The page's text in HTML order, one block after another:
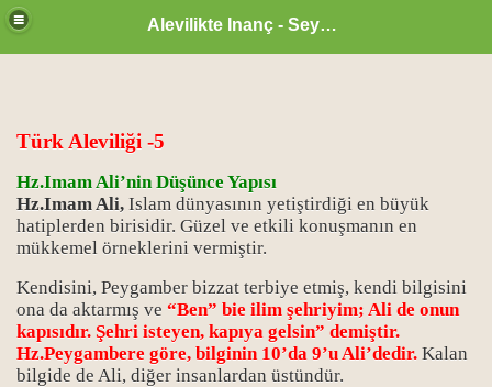
Alevilikte Inanç - Seyyid Hakkı
Türk Aleviliği -5
Hz.Imam Ali’nin Düşünce Yapısı
Hz.Imam Ali, Islam dünyasının yetiştirdiği en büyük
hatiplerden birisidir. Güzel ve etkili konuşmanın en
mükkemel örneklerini vermiştir.
Kendisini, Peygamber bizzat terbiye etmiş, kendi bilgisini
ona da aktarmış ve “Ben” bie ilim şehriyim; Ali de onun
kapısıdır. Şehri isteyen, kapıya gelsin” demiştir.
Hz.Peygambere göre, bilginin 10’da 9’u Ali’dedir. Kalan
bilgide de Ali, diğer insanlardan üstündür.